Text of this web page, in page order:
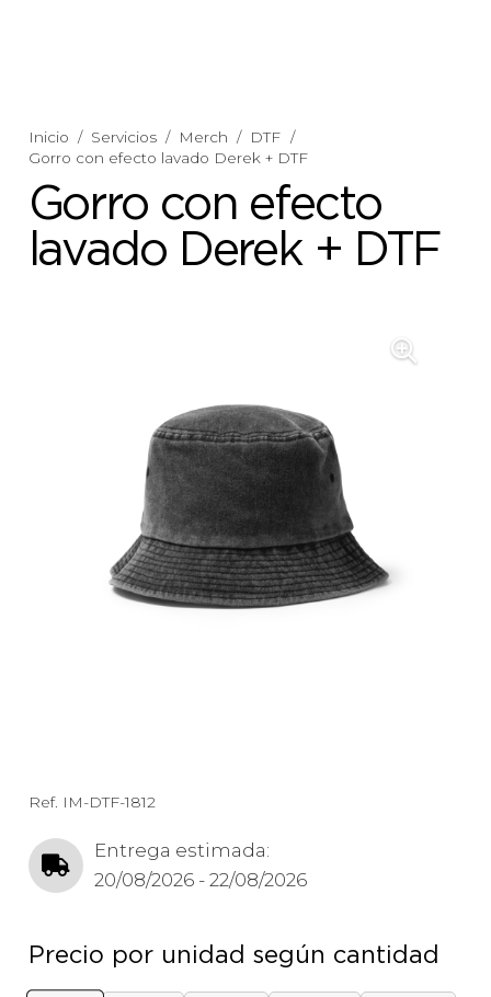
Inicio / Servicios / Merch / DTF /
Gorro con efecto lavado Derek + DTF
Gorro con efecto
lavado Derek + DTF
Ref. IM-DTF-1812
Entrega estimada:
20/08/2026 - 22/08/2026
Precio por unidad según cantidad